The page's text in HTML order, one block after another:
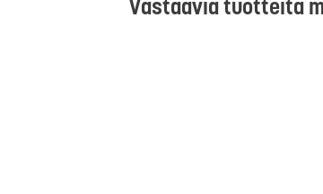
Vastaavia tuotteita